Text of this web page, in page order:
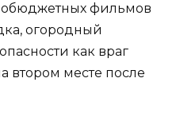
фильмов
огородный
как враг
втором месте после